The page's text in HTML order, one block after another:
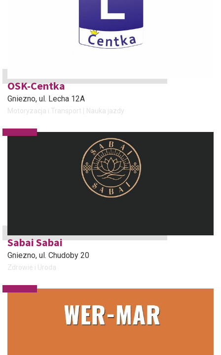
OSK-Centka
Gniezno, ul. Lecha 12A
Motoryzacja i Transport Nauka jazdy
Sabai Sabai
Gniezno, ul. Chudoby 20
Zdrowie i Uroda